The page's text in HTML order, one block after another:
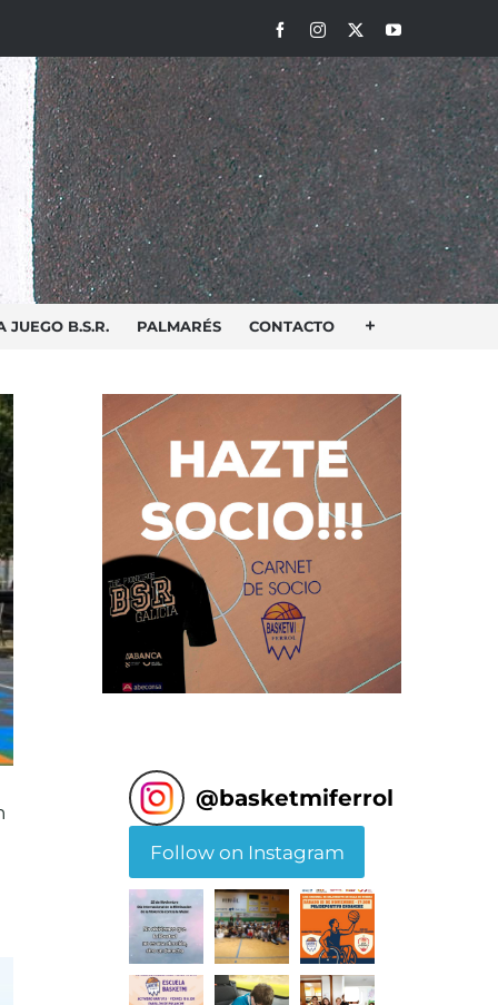
FacebookInstagram YouTube
JUEGO B.S.R. PALMARÉS CONTACTO
@basketmiferrol
Follow on Instagram